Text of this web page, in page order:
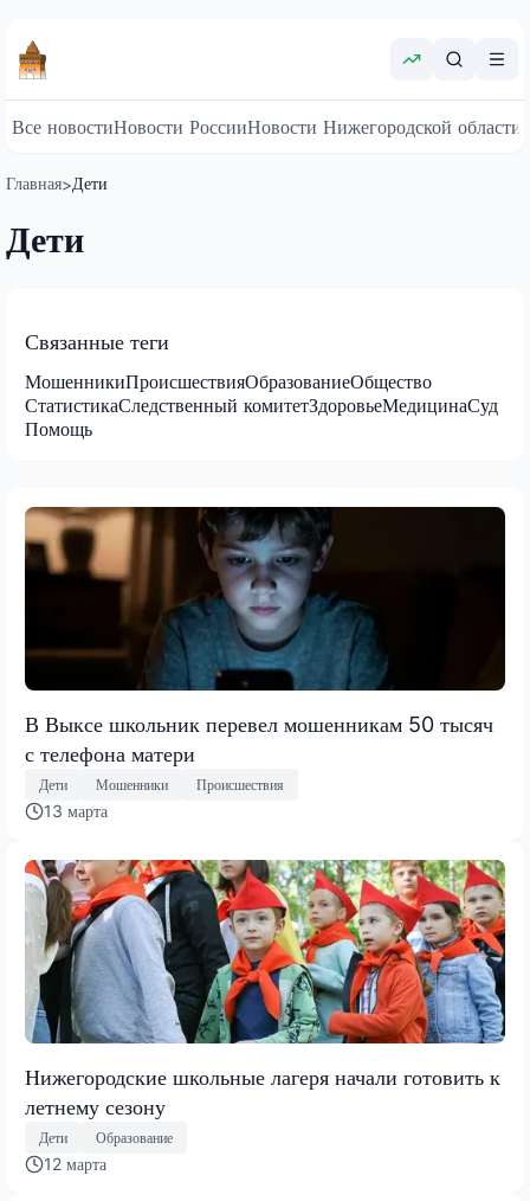
Все новостиНовости РоссииНовости Нижегородской области
Главная>Дети
Дети
Связанные теги
МошенникиПроисшествияОбразованиеОбщество
СтатистикаСледственный комитетЗдоровьеМедицинаСуд
Помощь
В Выксе школьник перевел мошенникам 50 тысяч
с телефона матери
Дети Мошенники Происшествия
13 марта
Нижегородские школьные лагеря начали готовить к
летнему сезону
Дети Образование
12 марта